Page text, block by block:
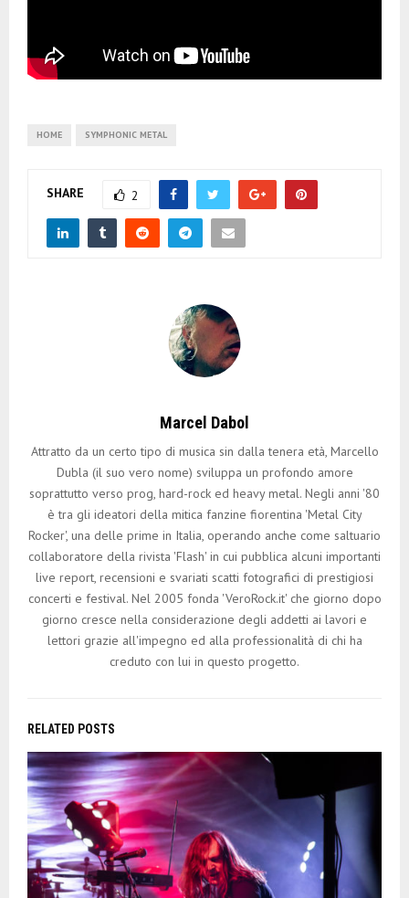
HOME SYMPHONIC METAL
SHARE 2
Marcel Dabol
Attratto da un certo tipo di musica sin dalla tenera età, Marcello
Dubla (il suo vero nome) sviluppa un profondo amore
soprattutto verso prog, hard-rock ed heavy metal. Negli anni '80
è tra gli ideatori della mitica fanzine fiorentina 'Metal City
Rocker', una delle prime in Italia, operando anche come saltuario
collaboratore della rivista 'Flash' in cui pubblica alcuni importanti
live report, recensioni e svariati scatti fotografici di prestigiosi
concerti e festival. Nel 2005 fonda 'VeroRock.it' che giorno dopo
giorno cresce nella considerazione degli addetti ai lavori e
lettori grazie all'impegno ed alla professionalità di chi ha
creduto con lui in questo progetto.
RELATED POSTS